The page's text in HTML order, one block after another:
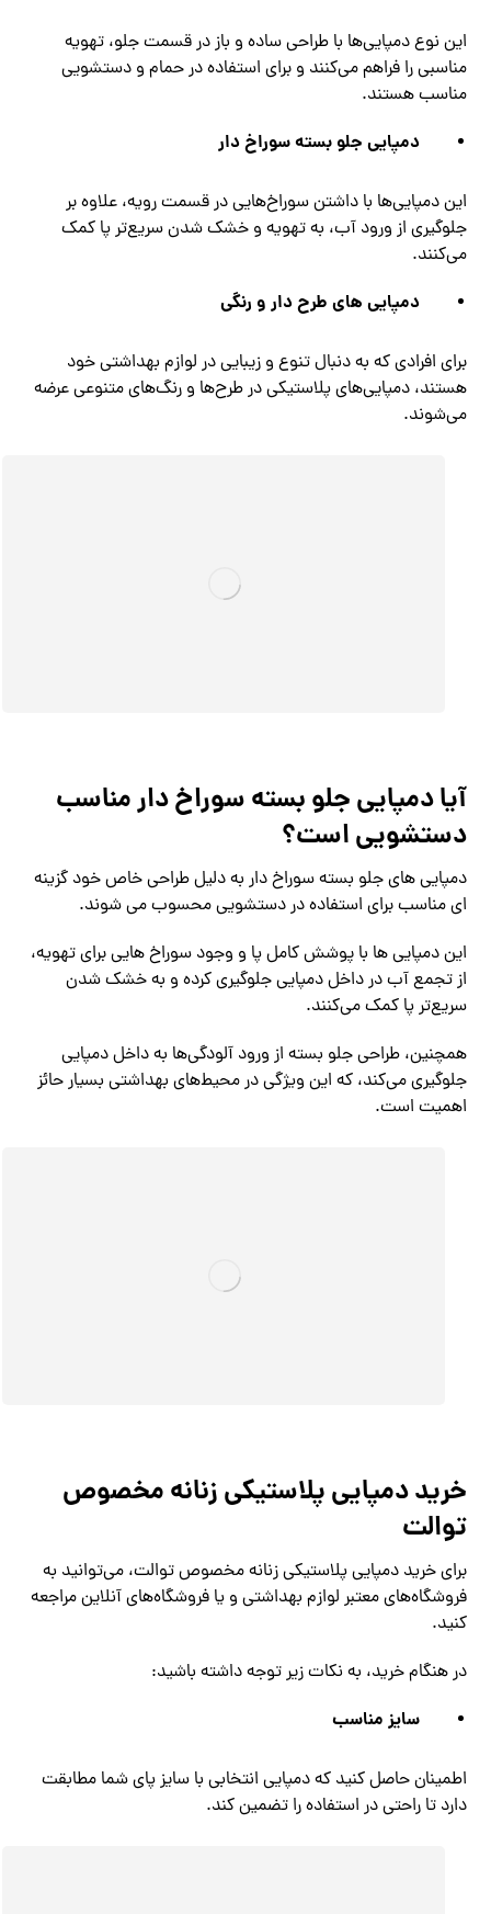
این نوع دمپایی‌ها با طراحی ساده و باز در قسمت جلو، تهویه
مناسبی را فراهم می‌کنند و برای استفاده در حمام و دستشویی
مناسب هستند.
دمپایی جلو بسته سوراخ دار
این دمپایی‌ها با داشتن سوراخ‌هایی در قسمت رویه، علاوه بر
جلوگیری از ورود آب، به تهویه و خشک شدن سریع‌تر پا کمک
می‌کنند.
دمپایی های طرح دار و رنگی
برای افرادی که به دنبال تنوع و زیبایی در لوازم بهداشتی خود
هستند، دمپایی‌های پلاستیکی در طرح‌ها و رنگ‌های متنوعی عرضه
می‌شوند.
آیا دمپایی جلو بسته سوراخ دار مناسب
دستشویی است؟
دمپایی های جلو بسته سوراخ دار به دلیل طراحی خاص خود گزینه
ای مناسب برای استفاده در دستشویی محسوب می شوند.
این دمپایی ها با پوشش کامل پا و وجود سوراخ هایی برای تهویه،
از تجمع آب در داخل دمپایی جلوگیری کرده و به خشک شدن
سریع‌تر پا کمک می‌کنند.
همچنین، طراحی جلو بسته از ورود آلودگی‌ها به داخل دمپایی
جلوگیری می‌کند، که این ویژگی در محیط‌های بهداشتی بسیار حائز
اهمیت است.
خرید دمپایی پلاستیکی زنانه مخصوص
توالت
برای خرید دمپایی پلاستیکی زنانه مخصوص توالت، می‌توانید به
فروشگاه‌های معتبر لوازم بهداشتی و یا فروشگاه‌های آنلاین مراجعه
کنید.
در هنگام خرید، به نکات زیر توجه داشته باشید:
سایز مناسب
اطمینان حاصل کنید که دمپایی انتخابی با سایز پای شما مطابقت
دارد تا راحتی در استفاده را تضمین کند.